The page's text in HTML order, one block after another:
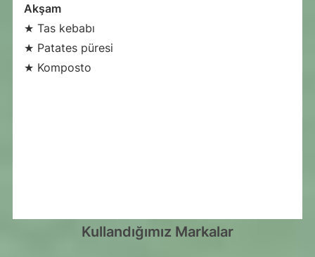
Akşam
★ Tas kebabı
★ Patates püresi
★ Komposto
Kullandığımız Markalar